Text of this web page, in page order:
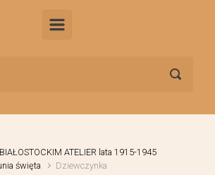
ATELIER lata 1915-1945
święta
Dziewczynka